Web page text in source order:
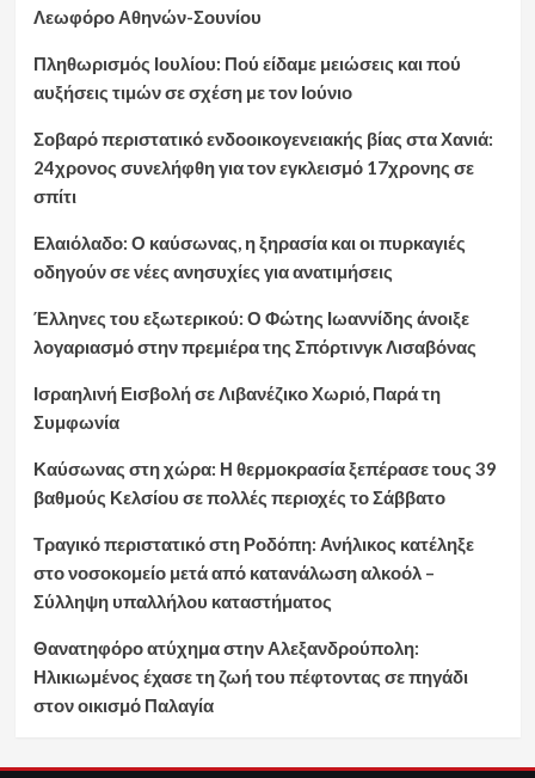
Λεωφόρο Αθηνών-Σουνίου
Πληθωρισμός Ιουλίου: Πού είδαμε μειώσεις και πού
αυξήσεις τιμών σε σχέση με τον Ιούνιο
Σοβαρό περιστατικό ενδοοικογενειακής βίας στα Χανιά:
24χρονος συνελήφθη για τον εγκλεισμό 17χρονης σε
σπίτι
Ελαιόλαδο: Ο καύσωνας, η ξηρασία και οι πυρκαγιές
οδηγούν σε νέες ανησυχίες για ανατιμήσεις
Έλληνες του εξωτερικού: Ο Φώτης Ιωαννίδης άνοιξε
λογαριασμό στην πρεμιέρα της Σπόρτινγκ Λισαβόνας
Ισραηλινή Εισβολή σε Λιβανέζικο Χωριό, Παρά τη
Συμφωνία
Καύσωνας στη χώρα: Η θερμοκρασία ξεπέρασε τους 39
βαθμούς Κελσίου σε πολλές περιοχές το Σάββατο
Τραγικό περιστατικό στη Ροδόπη: Ανήλικος κατέληξε
στο νοσοκομείο μετά από κατανάλωση αλκοόλ –
Σύλληψη υπαλλήλου καταστήματος
Θανατηφόρο ατύχημα στην Αλεξανδρούπολη:
Ηλικιωμένος έχασε τη ζωή του πέφτοντας σε πηγάδι
στον οικισμό Παλαγία